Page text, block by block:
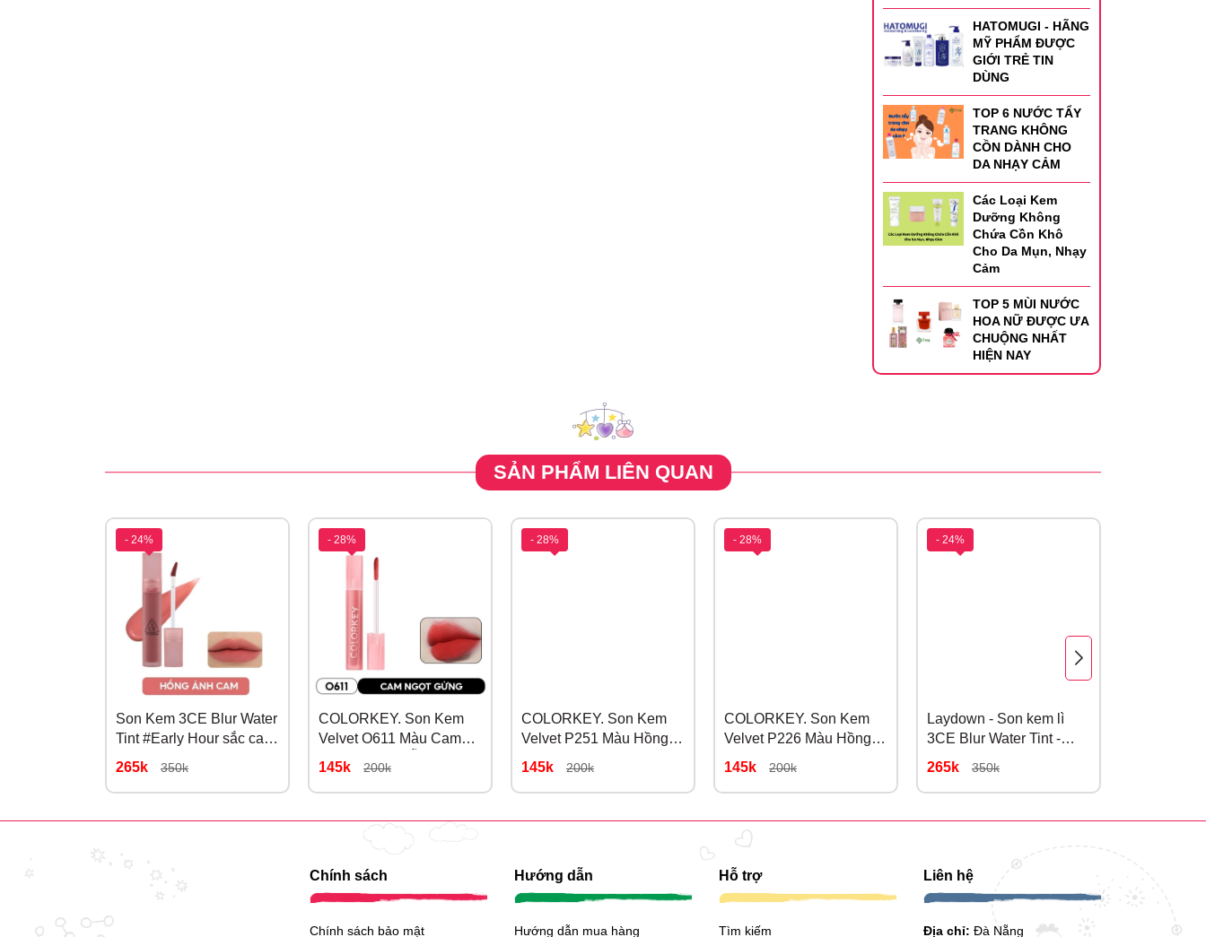
HATOMUGI - HÃNG
MỸ PHẨM ĐƯỢC
GIỚI TRẺ TIN
DÙNG
TOP 6 NƯỚC TẨY
TRANG KHÔNG
CỒN DÀNH CHO
DA NHẠY CẢM
Các Loại Kem
Dưỡng Không
Chứa Cồn Khô
Cho Da Mụn, Nhạy
Cảm
TOP 5 MÙI NƯỚC
HOA NỮ ĐƯỢC ƯA
CHUỘNG NHẤT
HIỆN NAY
SẢN PHẨM LIÊN QUAN
- 24%
Son Kem 3CE Blur Water
Tint #Early Hour sắc cam
ngọt ngào và tươi tắn
265k 350k
- 28%
COLORKEY. Son Kem
Velvet O611 Màu Cam
Gừng Ngọt (MẪU MỚI)
145k 200k
- 28%
COLORKEY. Son Kem
Velvet P251 Màu Hồng
Mơ Ngọt
145k 200k
- 28%
COLORKEY. Son Kem
Velvet P226 Màu Hồng
Trà
145k 200k
- 24%
Laydown - Son kem lì
3CE Blur Water Tint -
Hồng đào trầm pha nâu
265k 350k
Chính sách
Chính sách bảo mật
Hướng dẫn
Hướng dẫn mua hàng
Hỗ trợ
Tìm kiếm
Liên hệ
Địa chỉ: Đà Nẵng